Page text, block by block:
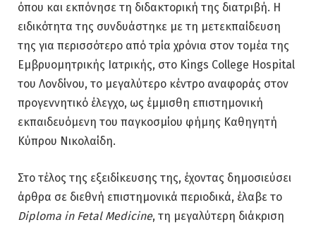
όπου και εκπόνησε τη διδακτορική της διατριβή. Η
ειδικότητα της συνδυάστηκε με τη μετεκπαίδευση
της για περισσότερο από τρία χρόνια στον τομέα της
Εμβρυομητρικής Ιατρικής, στο Kings College Hospital
του Λονδίνου, το μεγαλύτερο κέντρο αναφοράς στον
προγεννητικό έλεγχο, ως έμμισθη επιστημονική
εκπαιδευόμενη του παγκοσμίου φήμης Καθηγητή
Κύπρου Νικολαίδη.
Στο τέλος της εξειδίκευσης της, έχοντας δημοσιεύσει
άρθρα σε διεθνή επιστημονικά περιοδικά, έλαβε το
Diploma in Fetal Medicine, τη μεγαλύτερη διάκριση